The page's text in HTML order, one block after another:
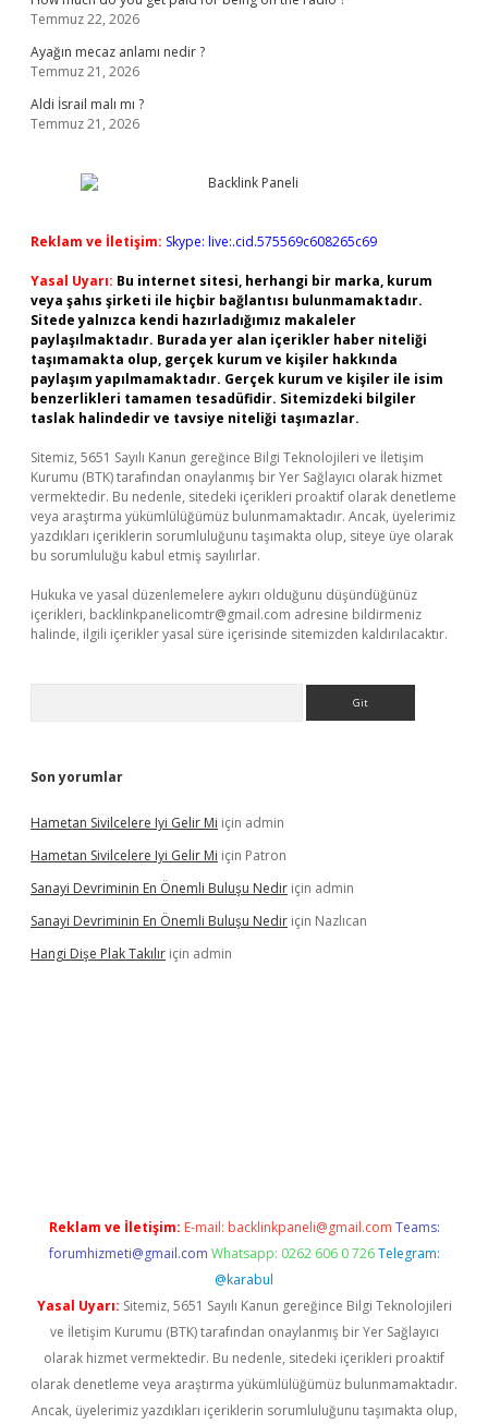
Temmuz 22, 2026
Ayağın mecaz anlamı nedir ?
Temmuz 21, 2026
Aldi İsrail malı mı ?
Temmuz 21, 2026
Reklam ve İletişim: Skype: live:.cid.575569c608265c69
Yasal Uyarı: Bu internet sitesi, herhangi bir marka, kurum
veya şahıs şirketi ile hiçbir bağlantısı bulunmamaktadır.
Sitede yalnızca kendi hazırladığımız makaleler
paylaşılmaktadır. Burada yer alan içerikler haber niteliği
taşımamakta olup, gerçek kurum ve kişiler hakkında
paylaşım yapılmamaktadır. Gerçek kurum ve kişiler ile isim
benzerlikleri tamamen tesadüfidir. Sitemizdeki bilgiler
taslak halindedir ve tavsiye niteliği taşımazlar.
Sitemiz, 5651 Sayılı Kanun gereğince Bilgi Teknolojileri ve İletişim
Kurumu (BTK) tarafından onaylanmış bir Yer Sağlayıcı olarak hizmet
vermektedir. Bu nedenle, sitedeki içerikleri proaktif olarak denetleme
veya araştırma yükümlülüğümüz bulunmamaktadır. Ancak, üyelerimiz
yazdıkları içeriklerin sorumluluğunu taşımakta olup, siteye üye olarak
bu sorumluluğu kabul etmiş sayılırlar.
Hukuka ve yasal düzenlemelere aykırı olduğunu düşündüğünüz
içerikleri, backlinkpanelicomtr@gmail.com adresine bildirmeniz
halinde, ilgili içerikler yasal süre içerisinde sitemizden kaldırılacaktır.
Son yorumlar
Hametan Sivilcelere Iyi Gelir Mi için admin
Hametan Sivilcelere Iyi Gelir Mi için Patron
Sanayi Devriminin En Önemli Buluşu Nedir için admin
Sanayi Devriminin En Önemli Buluşu Nedir için Nazlıcan
Hangi Dişe Plak Takılır için admin
Reklam ve İletişim: E-mail: backlinkpaneli@gmail.com Teams:
forumhizmeti@gmail.com Whatsapp: 0262 606 0 726 Telegram:
@karabul
Yasal Uyarı: Sitemiz, 5651 Sayılı Kanun gereğince Bilgi Teknolojileri
ve İletişim Kurumu (BTK) tarafından onaylanmış bir Yer Sağlayıcı
olarak hizmet vermektedir. Bu nedenle, sitedeki içerikleri proaktif
olarak denetleme veya araştırma yükümlülüğümüz bulunmamaktadır.
Ancak, üyelerimiz yazdıkları içeriklerin sorumluluğunu taşımakta olup,